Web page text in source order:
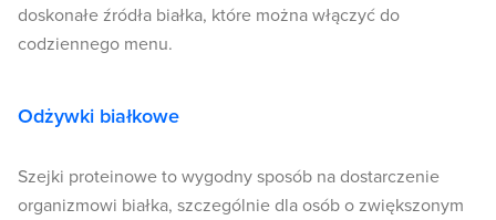
doskonałe źródła białka, które można włączyć do
codziennego menu.
Odżywki białkowe
Szejki proteinowe to wygodny sposób na dostarczenie
organizmowi białka, szczególnie dla osób o zwiększonym